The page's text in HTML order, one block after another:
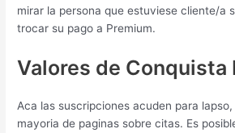
mirar la persona que estuviese cliente/a
trocar su pago a Premium.
Valores de Conquista
Aca las suscripciones acuden para
mayoria de paginas sobre citas. Es